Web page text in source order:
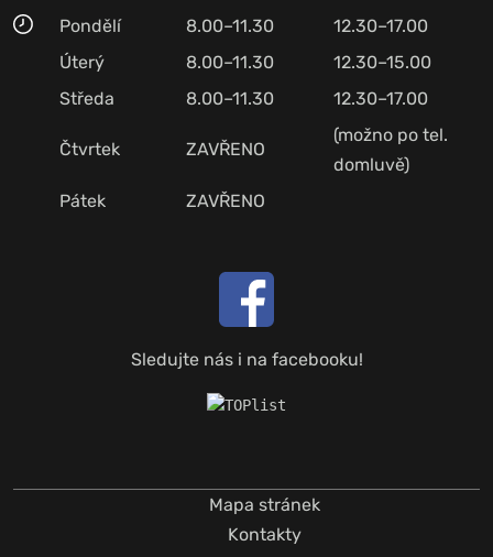
Pondělí 8.00–11.30
12.30–17.00
Úterý
8.00–11.30
12.30–15.00
Středa
8.00–11.30 12.30–17.00
Čtvrtek ZAVŘENO
(možno po tel.
domluvě)
Pátek
ZAVŘENO
Sledujte nás i na facebooku!
Mapa stránek
Kontakty